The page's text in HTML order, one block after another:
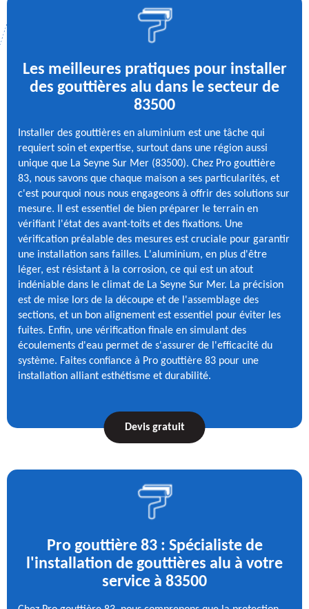
Les meilleures pratiques pour installer
des gouttières alu dans le secteur de
83500
Installer des gouttières en aluminium est une tâche qui
requiert soin et expertise, surtout dans une région aussi
unique que La Seyne Sur Mer (83500). Chez Pro gouttière
83, nous savons que chaque maison a ses particularités, et
c'est pourquoi nous nous engageons à offrir des solutions sur
mesure. Il est essentiel de bien préparer le terrain en
vérifiant l'état des avant-toits et des fixations. Une
vérification préalable des mesures est cruciale pour garantir
une installation sans failles. L'aluminium, en plus d'être
léger, est résistant à la corrosion, ce qui est un atout
indéniable dans le climat de La Seyne Sur Mer. La précision
est de mise lors de la découpe et de l'assemblage des
sections, et un bon alignement est essentiel pour éviter les
fuites. Enfin, une vérification finale en simulant des
écoulements d'eau permet de s'assurer de l'efficacité du
système. Faites confiance à Pro gouttière 83 pour une
installation alliant esthétisme et durabilité.
Devis gratuit
Pro gouttière 83 : Spécialiste de
l'installation de gouttières alu à votre
service à 83500